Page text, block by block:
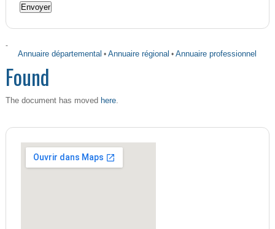
-
Annuaire départemental •Annuaire régional •Annuaire professionnel
Found
The document has moved here.